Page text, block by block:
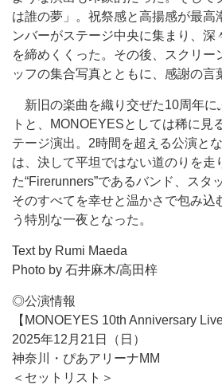
は誰の夢」。祝祭感と高揚感が最高
ンバーがステージ中央に集まり、深
を締めくくった。その後、スクリー
ッフの集合写真とともに、感謝の言
新旧の楽曲を織り交ぜた10周年に
トと、MONOEYESとしては稀に見
テージ演出。2時間を超える公演と
は、決して平坦ではない道のりを走
た“Firerunners”であるバンド、スタ
そのすべてを幸せと温かさで包み込
う特別な一夜となった。
Text by Rumi Maeda
Photo by 石井麻木/高田梓
◎公演情報
【MONOEYES 10th Anniversary Live
2025年12月21日（日）
神奈川・ぴあアリーナMM
＜セットリスト＞